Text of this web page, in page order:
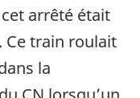
arrêté était
Ce train roulait
la